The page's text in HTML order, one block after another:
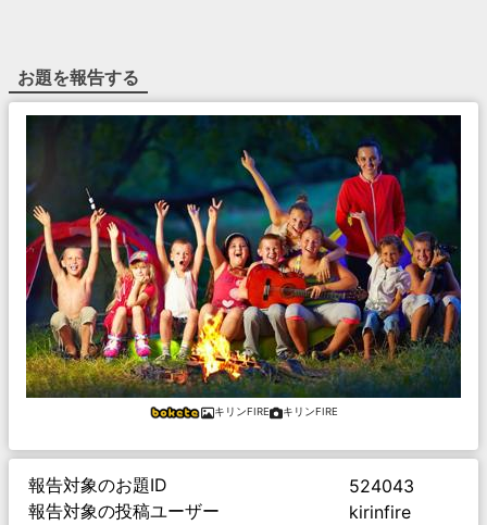
お題を報告する
キリンFIRE キリンFIRE
報告対象のお題ID
524043
報告対象の投稿ユーザー
kirinfire